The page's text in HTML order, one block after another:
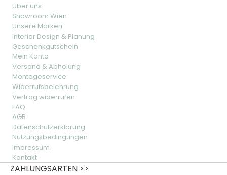
Über uns
Showroom Wien
Unsere Marken
Interior Design & Planung
Geschenkgutschein
Mein Konto
Versand & Abholung
Montageservice
Widerrufsbelehrung
Vertrag widerrufen
FAQ
AGB
Datenschutzerklärung
Nutzungsbedingungen
Impressum
Kontakt
ZAHLUNGSARTEN >>